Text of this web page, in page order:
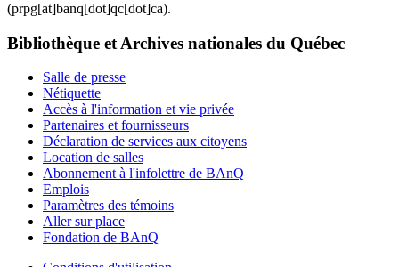
(prpg[at]banq[dot]qc[dot]ca).
Bibliothèque et Archives nationales du Québec
Salle de presse
Nétiquette
Accès à l'information et vie privée
Partenaires et fournisseurs
Déclaration de services aux citoyens
Location de salles
Abonnement à l'infolettre de BAnQ
Emplois
Paramètres des témoins
Aller sur place
Fondation de BAnQ